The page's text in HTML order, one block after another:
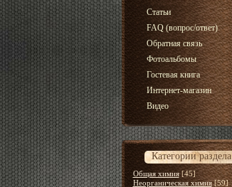
Статьи
FAQ (вопрос/ответ)
Обратная связь
Фотоальбомы
Гостевая книга
Интернет-магазин
Видео
Категории раздела
Общая химия [45]
Неорганическая химия [59]